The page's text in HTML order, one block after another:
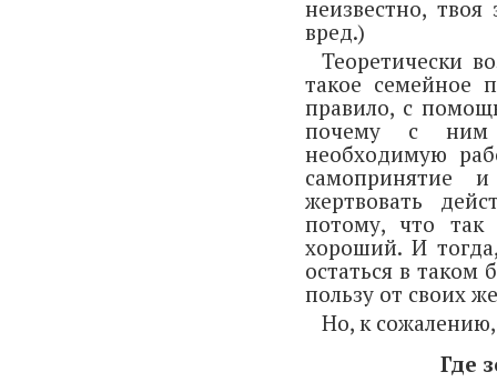
неизвестно,
вред.)
Теоретически
такое семейное
правило, с
почему с ним
необходимую
самопринятие
жертвовать
потому, что так
хороший. И
остаться в таком
пользу от своих
Но, к
Где